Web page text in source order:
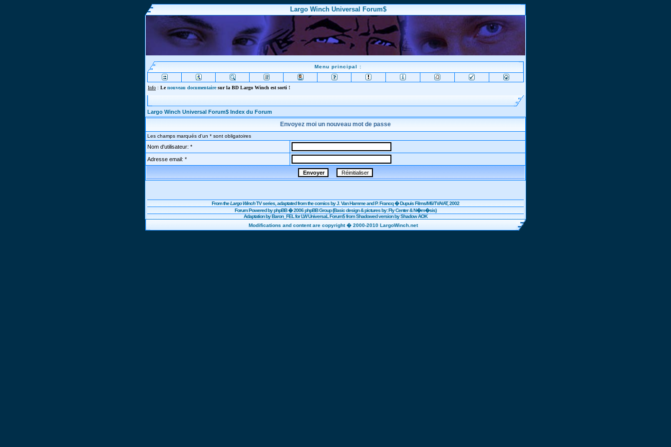
Largo Winch Universal Forum$
Menu principal :
Info : Lenouveau documentairesur la BD Largo Winch est sorti !
Largo Winch Universal Forum$ Index du Forum
Envoyez moi un nouveau mot de passe
Les champs marqués d'un * sont obligatoires
Nom d'utilisateur: *
Adresse email: *
From theLargo WinchTV series, adaptated from the comics by J. Van Hamme and P. Francq �DupuisFilms/M6/TVA/AT, 2002
Forum Powered byphpBB� 2006 phpBB Group (Basic design & pictures by: Fly Center & N�m�sis)
Adaptation by Baron_FEL for LW UniversaL Forum$ from Shadowed version by Shadow AOK
Modifications and content are copyright � 2000-2010 LargoWinch.net